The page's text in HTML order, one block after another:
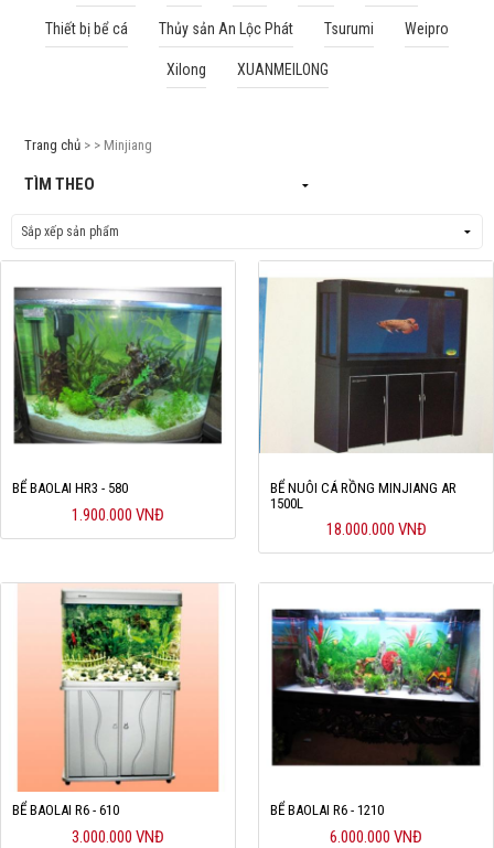
Thiết bị bể cá Thủy sản An Lộc Phát Tsurumi Weipro
Xilong XUANMEILONG
Trang chủ > > Minjiang
TÌM THEO
BỂ BAOLAI HR3 - 580
1.900.000 VNĐ
BỂ NUÔI CÁ RỒNG MINJIANG AR
1500L
18.000.000 VNĐ
BỂ BAOLAI R6 - 610
3.000.000 VNĐ
BỂ BAOLAI R6 - 1210
6.000.000 VNĐ
Cá rồng & Phụ kiện
Bể thủy sinh & Phụ kiện
Dịch vụ
Dự Án
Cá Koi
Kiến thức
Tin tức
Bán Buôn